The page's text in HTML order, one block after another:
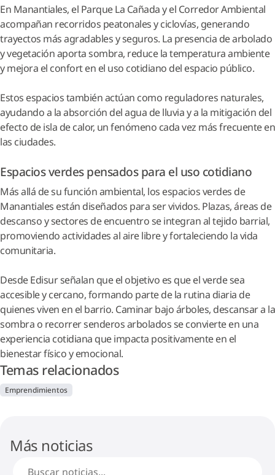
En Manantiales, el Parque La Cañada y el Corredor Ambiental
acompañan recorridos peatonales y ciclovías, generando
trayectos más agradables y seguros. La presencia de arbolado
y vegetación aporta sombra, reduce la temperatura ambiente
y mejora el confort en el uso cotidiano del espacio público.
Estos espacios también actúan como reguladores naturales,
ayudando a la absorción del agua de lluvia y a la mitigación del
efecto de isla de calor, un fenómeno cada vez más frecuente en
las ciudades.
Espacios verdes pensados para el uso cotidiano
Más allá de su función ambiental, los espacios verdes de
Manantiales están diseñados para ser vividos. Plazas, áreas de
descanso y sectores de encuentro se integran al tejido barrial,
promoviendo actividades al aire libre y fortaleciendo la vida
comunitaria.
Desde Edisur señalan que el objetivo es que el verde sea
accesible y cercano, formando parte de la rutina diaria de
quienes viven en el barrio. Caminar bajo árboles, descansar a la
sombra o recorrer senderos arbolados se convierte en una
experiencia cotidiana que impacta positivamente en el
bienestar físico y emocional.
Temas relacionados
Emprendimientos
Más noticias